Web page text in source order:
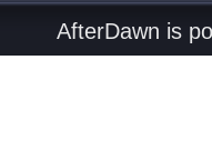
AfterDawn is